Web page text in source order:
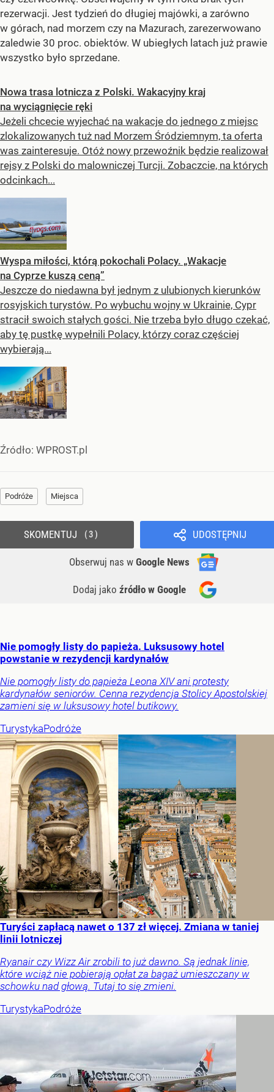
rezerwacji. Jest tydzień do długiej majówki, a zarówno
w górach, nad morzem czy na Mazurach, zarezerwowano
zaledwie 30 proc. obiektów. W ubiegłych latach już prawie
wszystko było sprzedane.
Nowa trasa lotnicza z Polski. Wakacyjny kraj
na wyciągnięcie ręki
Jeżeli chcecie wyjechać na wakacje do jednego z miejsc
zlokalizowanych tuż nad Morzem Śródziemnym, ta oferta
was zainteresuje. Otóż nowy przewoźnik będzie realizował
rejsy z Polski do malowniczej Turcji. Zobaczcie, na których
odcinkach...
Wyspa miłości, którą pokochali Polacy. „Wakacje
na Cyprze kuszą ceną”
Jeszcze do niedawna był jednym z ulubionych kierunków
rosyjskich turystów. Po wybuchu wojny w Ukrainie, Cypr
stracił swoich stałych gości. Nie trzeba było długo czekać,
aby tę pustkę wypełnili Polacy, którzy coraz częściej
wybierają...
Źródło: WPROST.pl
Podróże Miejsca
UDOSTĘPNIJ
Obserwuj nas w Google News
Dodaj jako źródło w Google
SKOMENTUJ 3
Nie pomogły listy do papieża. Luksusowy hotel
powstanie w rezydencji kardynałów
Nie pomogły listy do papieża Leona XIV ani protesty
kardynałów seniorów. Cenna rezydencja Stolicy Apostolskiej
zamieni się w luksusowy hotel butikowy.
TurystykaPodróże
Turyści zapłacą nawet o 137 zł więcej. Zmiana w taniej
linii lotniczej
Ryanair czy Wizz Air zrobili to już dawno. Są jednak linie,
które wciąż nie pobierają opłat za bagaż umieszczany w
schowku nad głową. Tutaj to się zmieni.
TurystykaPodróże